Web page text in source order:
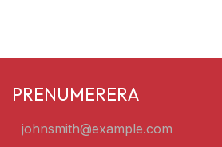
PRENUMERERA